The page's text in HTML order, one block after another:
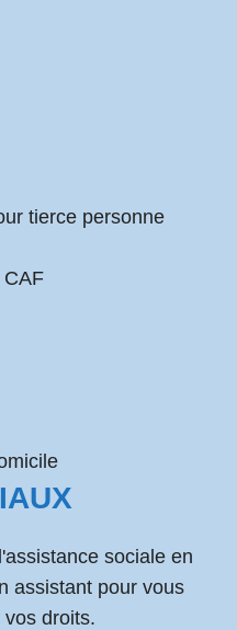
tierce personne
CAF
sociale en
assistant pour vous
droits.